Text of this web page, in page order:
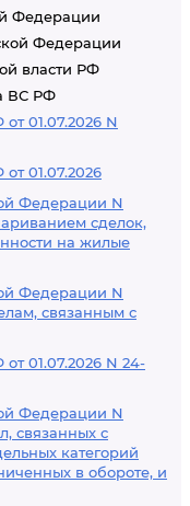
Федерации
Федерации
власти РФ
ВС РФ
01.07.2026 N
01.07.2026
Федерации N
сделок,
на жилые
Федерации N
связанным с
01.07.2026 N 24-
Федерации N
связанных с
категорий
в обороте, и